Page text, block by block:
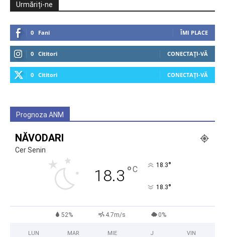
Urmăriți-ne
0 Fani ÎMI PLACE
0 Cititori CONECTAȚI-VĂ
0 Cititori CONECTAȚI-VĂ
Prognoza ANM
NĂVODARI
Cer Senin
18.3 °C 18.3°
18.3°
52% 4.7m/s 0%
LUN MAR MIE J VIN